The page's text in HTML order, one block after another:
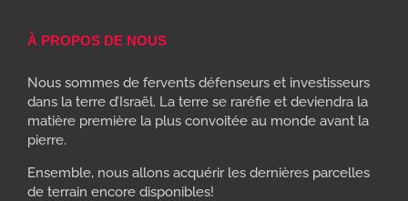
À PROPOS DE NOUS
Nous sommes de fervents défenseurs et investisseurs
dans la terre d’Israël. La terre se raréfie et deviendra la
matière première la plus convoitée au monde avant la
pierre.
Ensemble, nous allons acquérir les dernières parcelles
de terrain encore disponibles!